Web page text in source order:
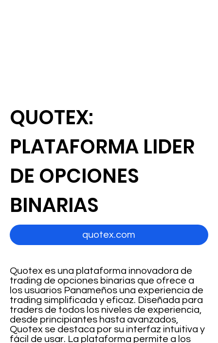
Quotex es una plataforma innovadora de
trading de opciones binarias que ofrece a
los usuarios Panameños una experiencia de
trading simplificada y eficaz. Diseñada para
traders de todos los niveles de experiencia,
desde principiantes hasta avanzados,
Quotex se destaca por su interfaz intuitiva y
fácil de usar. La plataforma permite a los
QUOTEX:
PLATAFORMA LIDER
DE OPCIONES
BINARIAS
quotex.com